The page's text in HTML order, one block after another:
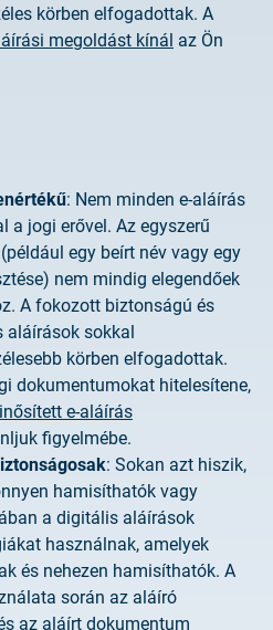
körben elfogadottak. A
megoldást kínál az Ön
: Nem minden e-aláírás
a jogi erővel. Az egyszerű
egy beírt név vagy egy
nem mindig elegendőek
A fokozott biztonságú és
sokkal
körben elfogadottak.
dokumentumokat hitelesítene,
e-aláírás
figyelmébe.
: Sokan azt hiszik,
hamisíthatók vagy
a digitális aláírások
használnak, amelyek
és nehezen hamisíthatók. A
során az aláíró
az aláírt dokumentum